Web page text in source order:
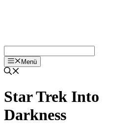
Menü
Star Trek Into
Darkness